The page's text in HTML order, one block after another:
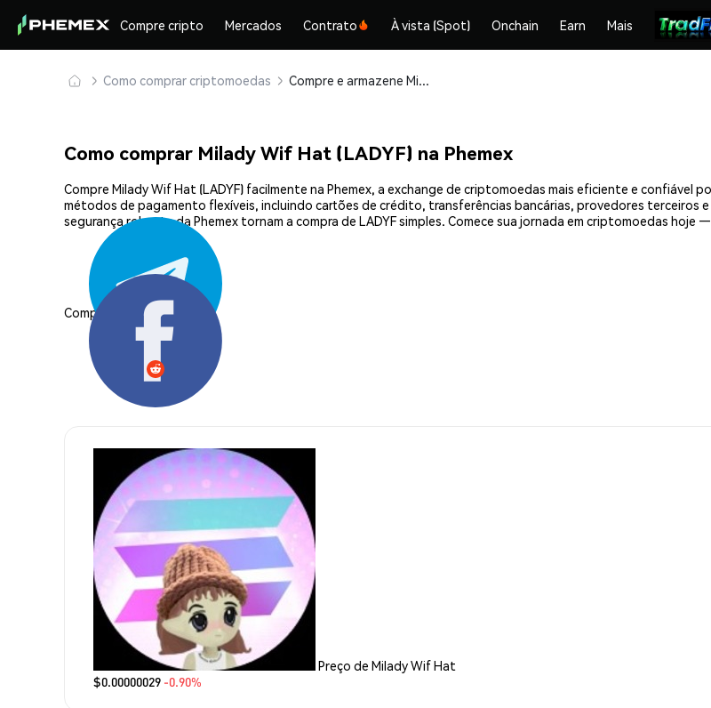
Compre cripto Mercados Contrato À vista (Spot) Onchain Earn Mais
Como comprar criptomoedas Compre e armazene Milady Wif Hat (LADYF) com segurança
Como comprar Milady Wif Hat (LADYF) na Phemex
Compre Milady Wif Hat (LADYF) facilmente na Phemex, a exchange de criptomoedas mais eficiente e confiável
métodos de pagamento flexíveis, incluindo cartões de crédito, transferências bancárias, provedores terceiros
segurança robusta da Phemex tornam a compra de LADYF simples. Comece sua jornada em criptomoedas
Compartilhar:
Preço de Milady Wif Hat
$0.00000029 -0.90%